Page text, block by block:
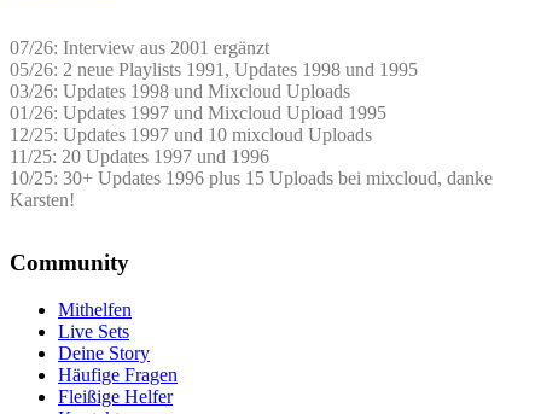
07/26: Interview aus 2001 ergänzt
05/26: 2 neue Playlists 1991, Updates 1998 und 1995
03/26: Updates 1998 und Mixcloud Uploads
01/26: Updates 1997 und Mixcloud Upload 1995
12/25: Updates 1997 und 10 mixcloud Uploads
11/25: 20 Updates 1997 und 1996
10/25: 30+ Updates 1996 plus 15 Uploads bei mixcloud, danke
Karsten!
Community
Mithelfen
Live Sets
Deine Story
Häufige Fragen
Fleißige Helfer